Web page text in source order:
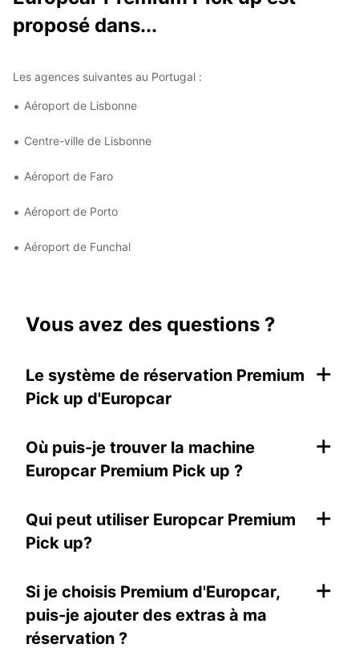
proposé dans...
Les agences suivantes au Portugal :
Aéroport de Lisbonne
Centre-ville de Lisbonne
Aéroport de Faro
Aéroport de Porto
Aéroport de Funchal
Vous avez des questions ?
Le système de réservation Premium
Pick up d'Europcar
+
Où puis-je trouver la machine
Europcar Premium Pick up ?
+
Qui peut utiliser Europcar Premium
Pick up?
+
Si je choisis Premium d'Europcar,
puis-je ajouter des extras à ma
réservation ?
+